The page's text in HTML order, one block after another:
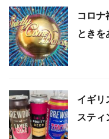
コロナ
とき
イギリ
スティ